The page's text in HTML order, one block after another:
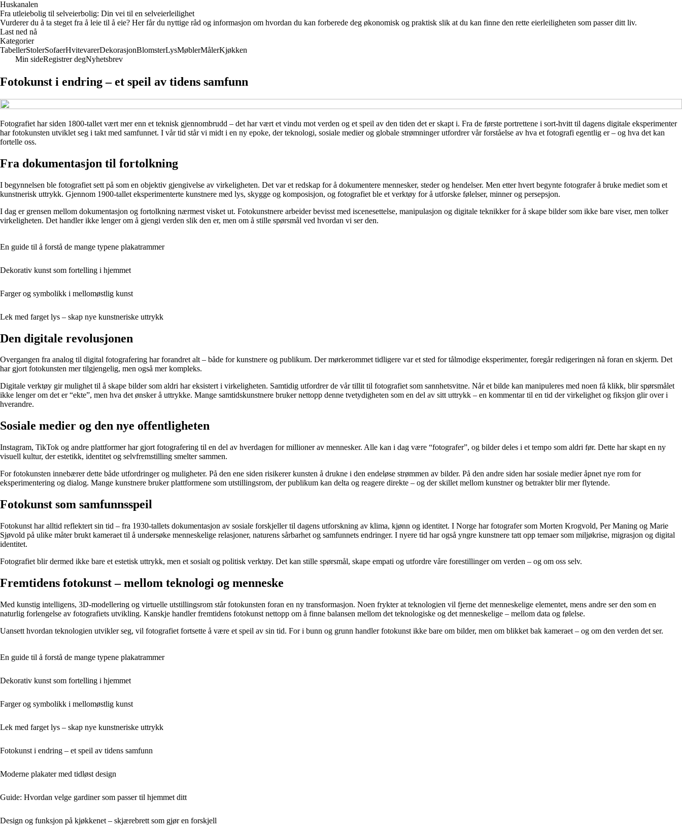
Huskanalen
Fra utleiebolig til selveierbolig: Din vei til en selveierleilighet
Vurderer du å ta steget fra å leie til å eie? Her får du nyttige råd og informasjon om hvordan du kan forberede deg økonomisk og praktisk slik at du kan finne den rette eierleiligheten som passer ditt liv.
Last ned nå
Kategorier
TabellerStolerSofaerHvitevarerDekorasjonBlomsterLysMøblerMålerKjøkken
Min sideRegistrer degNyhetsbrev
Fotokunst i endring – et speil av tidens samfunn
Fotografiet har siden 1800-tallet vært mer enn et teknisk gjennombrudd – det har vært et vindu mot verden og et speil av den tiden det er skapt i. Fra de første portrettene i sort-hvitt til dagens digitale eksperimenter
har fotokunsten utviklet seg i takt med samfunnet. I vår tid står vi midt i en ny epoke, der teknologi, sosiale medier og globale strømninger utfordrer vår forståelse av hva et fotografi egentlig er – og hva det kan
fortelle oss.
Fra dokumentasjon til fortolkning
I begynnelsen ble fotografiet sett på som en objektiv gjengivelse av virkeligheten. Det var et redskap for å dokumentere mennesker, steder og hendelser. Men etter hvert begynte fotografer å bruke mediet som et
kunstnerisk uttrykk. Gjennom 1900-tallet eksperimenterte kunstnere med lys, skygge og komposisjon, og fotografiet ble et verktøy for å utforske følelser, minner og persepsjon.
I dag er grensen mellom dokumentasjon og fortolkning nærmest visket ut. Fotokunstnere arbeider bevisst med iscenesettelse, manipulasjon og digitale teknikker for å skape bilder som ikke bare viser, men tolker
virkeligheten. Det handler ikke lenger om å gjengi verden slik den er, men om å stille spørsmål ved hvordan vi ser den.
En guide til å forstå de mange typene plakatrammer
Dekorativ kunst som fortelling i hjemmet
Farger og symbolikk i mellomøstlig kunst
Lek med farget lys – skap nye kunstneriske uttrykk
Den digitale revolusjonen
Overgangen fra analog til digital fotografering har forandret alt – både for kunstnere og publikum. Der mørkerommet tidligere var et sted for tålmodige eksperimenter, foregår redigeringen nå foran en skjerm. Det
har gjort fotokunsten mer tilgjengelig, men også mer kompleks.
Digitale verktøy gir mulighet til å skape bilder som aldri har eksistert i virkeligheten. Samtidig utfordrer de vår tillit til fotografiet som sannhetsvitne. Når et bilde kan manipuleres med noen få klikk, blir spørsmålet
ikke lenger om det er “ekte”, men hva det ønsker å uttrykke. Mange samtidskunstnere bruker nettopp denne tvetydigheten som en del av sitt uttrykk – en kommentar til en tid der virkelighet og fiksjon glir over i
hverandre.
Sosiale medier og den nye offentligheten
Instagram, TikTok og andre plattformer har gjort fotografering til en del av hverdagen for millioner av mennesker. Alle kan i dag være “fotografer”, og bilder deles i et tempo som aldri før. Dette har skapt en ny
visuell kultur, der estetikk, identitet og selvfremstilling smelter sammen.
For fotokunsten innebærer dette både utfordringer og muligheter. På den ene siden risikerer kunsten å drukne i den endeløse strømmen av bilder. På den andre siden har sosiale medier åpnet nye rom for
eksperimentering og dialog. Mange kunstnere bruker plattformene som utstillingsrom, der publikum kan delta og reagere direkte – og der skillet mellom kunstner og betrakter blir mer flytende.
Fotokunst som samfunnsspeil
Fotokunst har alltid reflektert sin tid – fra 1930-tallets dokumentasjon av sosiale forskjeller til dagens utforskning av klima, kjønn og identitet. I Norge har fotografer som Morten Krogvold, Per Maning og Marie
Sjøvold på ulike måter brukt kameraet til å undersøke menneskelige relasjoner, naturens sårbarhet og samfunnets endringer. I nyere tid har også yngre kunstnere tatt opp temaer som miljøkrise, migrasjon og digital
identitet.
Fotografiet blir dermed ikke bare et estetisk uttrykk, men et sosialt og politisk verktøy. Det kan stille spørsmål, skape empati og utfordre våre forestillinger om verden – og om oss selv.
Fremtidens fotokunst – mellom teknologi og menneske
Med kunstig intelligens, 3D-modellering og virtuelle utstillingsrom står fotokunsten foran en ny transformasjon. Noen frykter at teknologien vil fjerne det menneskelige elementet, mens andre ser den som en
naturlig forlengelse av fotografiets utvikling. Kanskje handler fremtidens fotokunst nettopp om å finne balansen mellom det teknologiske og det menneskelige – mellom data og følelse.
Uansett hvordan teknologien utvikler seg, vil fotografiet fortsette å være et speil av sin tid. For i bunn og grunn handler fotokunst ikke bare om bilder, men om blikket bak kameraet – og om den verden det ser.
En guide til å forstå de mange typene plakatrammer
Dekorativ kunst som fortelling i hjemmet
Farger og symbolikk i mellomøstlig kunst
Lek med farget lys – skap nye kunstneriske uttrykk
Fotokunst i endring – et speil av tidens samfunn
Moderne plakater med tidløst design
Guide: Hvordan velge gardiner som passer til hjemmet ditt
Design og funksjon på kjøkkenet – skjærebrett som gjør en forskjell